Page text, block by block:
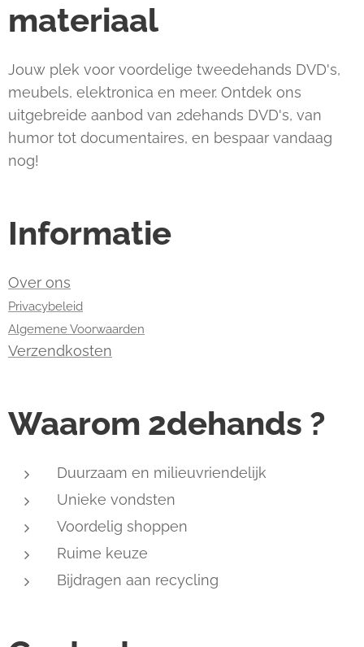
materiaal
Jouw plek voor voordelige tweedehands DVD's,
meubels, elektronica en meer. Ontdek ons
uitgebreide aanbod van 2dehands DVD's, van
humor tot documentaires, en bespaar vandaag
nog!
Informatie
Over ons
Privacybeleid
Algemene Voorwaarden
Verzendkosten
Waarom 2dehands ?
Duurzaam en milieuvriendelijk
Unieke vondsten
Voordelig shoppen
Ruime keuze
Bijdragen aan recycling